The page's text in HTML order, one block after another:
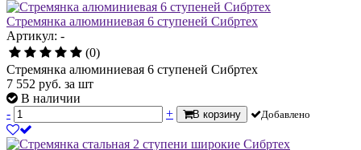
Стремянка алюминиевая 6 ступеней Сибртех
Артикул: -
(0)
Стремянка алюминиевая 6 ступеней Сибртех
7 552 руб. за шт
В наличии
-
+ В корзину Добавлено